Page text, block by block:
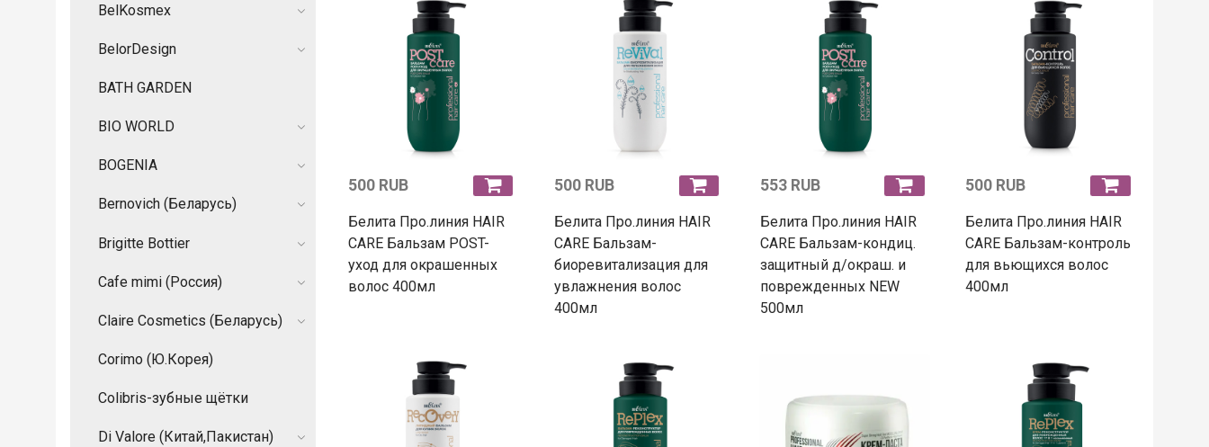
500 RUB
Белита Про.линия HAIR
CARE Бальзам POST-
уход для окрашенных
волос 400мл
500 RUB
Белита Про.линия HAIR
CARE Бальзам-
биоревитализация для
увлажнения волос
400мл
553 RUB
Белита Про.линия HAIR
CARE Бальзам-кондиц.
защитный д/окраш. и
поврежденных NEW
500мл
500 RUB
Белита Про.линия HAIR
CARE Бальзам-контроль
для вьющихся волос
400мл
BelKosmex
BelorDesign
BATH GARDEN
BIO WORLD
BOGENIA
Bernovich (Беларусь)
Brigitte Bottier
Cafe mimi (Россия)
Claire Cosmetics (Беларусь)
Corimo (Ю.Корея)
Colibris-зубные щётки
Di Valore (Китай,Пакистан)